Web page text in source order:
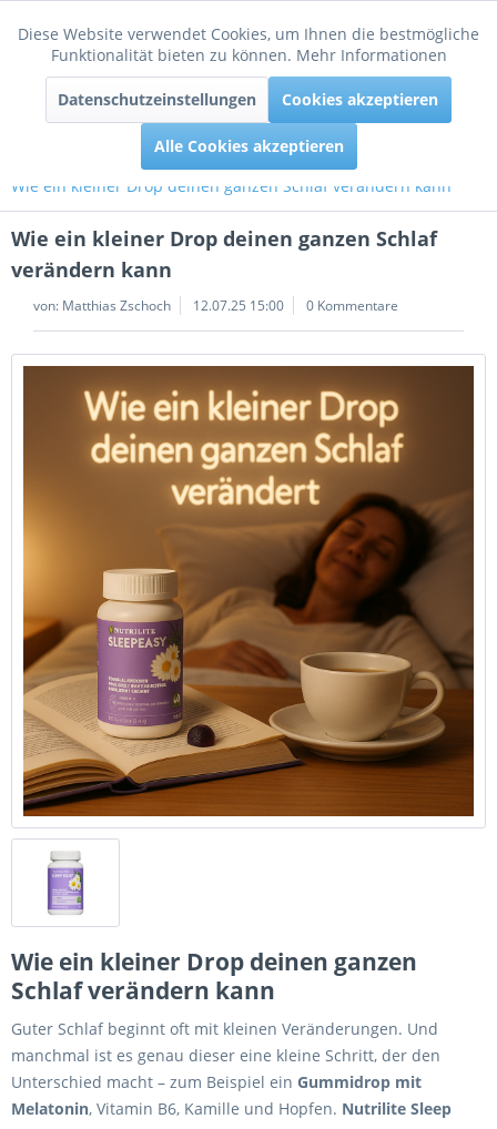
Menü
Wie ein kleiner Drop deinen ganzen Schlaf verändern kann
Wie ein kleiner Drop deinen ganzen Schlaf
verändern kann
von: Matthias Zschoch 12.07.25 15:00 0 Kommentare
Wie ein kleiner Drop deinen ganzen
Schlaf verändern kann
Guter Schlaf beginnt oft mit kleinen Veränderungen. Und
manchmal ist es genau dieser eine kleine Schritt, der den
Unterschied macht – zum Beispiel ein Gummidrop mit
Melatonin, Vitamin B6, Kamille und Hopfen. Nutrilite Sleep
Funktionale Aktiv
Tracking Inaktiv
Diese Website verwendet Cookies, um Ihnen die bestmögliche
Funktionalität bieten zu können. Mehr Informationen
Datenschutzeinstellungen Cookies akzeptieren
Alle Cookies akzeptieren